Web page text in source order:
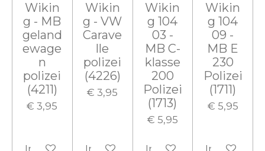
Wikin
g - MB
geland
ewage
n
polizei
(4211)
€ 3,95
In winkelwagen
Wikin
g - VW
Carave
lle
polizei
(4226)
€ 3,95
In winkelwagen
Wikin
g 104
03 -
MB C-
klasse
200
Polizei
(1713)
€ 5,95
In winkelwagen
Wikin
g 104
09 -
MB E
230
Polizei
(1711)
€ 5,95
In